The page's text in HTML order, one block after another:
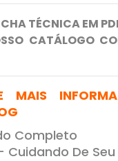
TÉCNICA EM
CATÁLOGO
MAIS
Completo
Cuidando De